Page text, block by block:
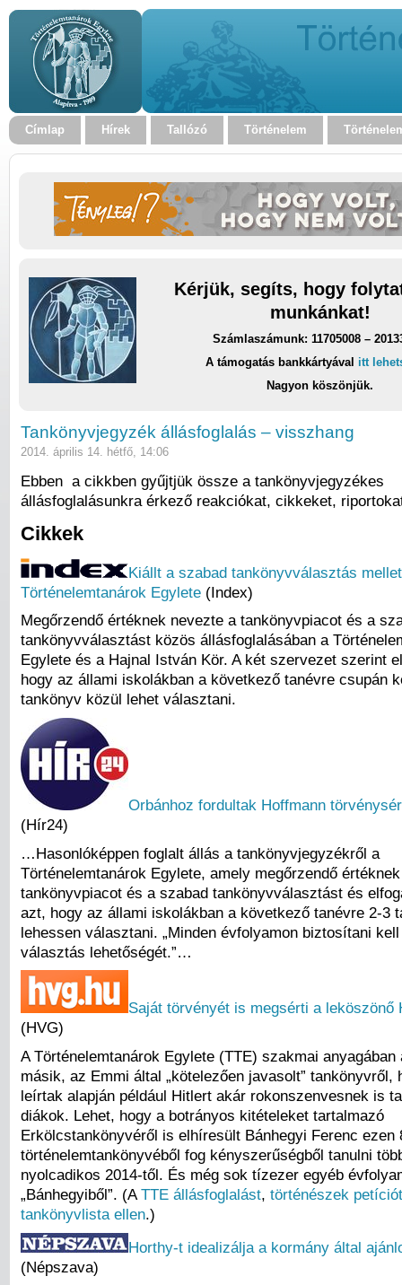
Címlap Hírek Tallózó Történelem
Kérjük, segíts, hogy
munkánkat!
Számlaszámunk: 11705008 –
A támogatás bankkártyával itt
Nagyon köszönjük.
Tankönyvjegyzék állásfoglalás – visszhang
2014. április 14. hétfő, 14:06
Ebben a cikkben gyűjtjük össze a tankönyvjegyzékes
állásfoglalásunkra érkező reakciókat, cikkeket,
Cikkek
Kiállt a szabad tankönyvválasztás
Történelemtanárok Egylete (Index)
Megőrzendő értéknek nevezte a tankönyvpiacot és a
tankönyvválasztást közös állásfoglalásában a
Egylete és a Hajnal István Kör. A két szervezet szerint
hogy az állami iskolákban a következő tanévre csupán
tankönyv közül lehet választani.
Orbánhoz fordultak Hoffmann
(Hír24)
…Hasonlóképpen foglalt állás a tankönyvjegyzékről a
Történelemtanárok Egylete, amely megőrzendő
tankönyvpiacot és a szabad tankönyvválasztást és
azt, hogy az állami iskolákban a következő tanévre 2-3
lehessen választani. „Minden évfolyamon biztosítani
választás lehetőségét.”…
Saját törvényét is megsérti a leköszönő
(HVG)
A Történelemtanárok Egylete (TTE) szakmai
másik, az Emmi által „kötelezően javasolt” tankönyvről,
leírtak alapján például Hitlert akár rokonszenvesnek is
diákok. Lehet, hogy a botrányos kitételeket tartalmazó
Erkölcstankönyvéről is elhíresült Bánhegyi Ferenc ezen
történelemtankönyvéből fog kényszerűségből tanulni
nyolcadikos 2014-től. És még sok tízezer egyéb
„Bánhegyiből”. (A TTE állásfoglalást, történészek
tankönyvlista ellen.)
Horthy-t idealizálja a kormány által
(Népszava)